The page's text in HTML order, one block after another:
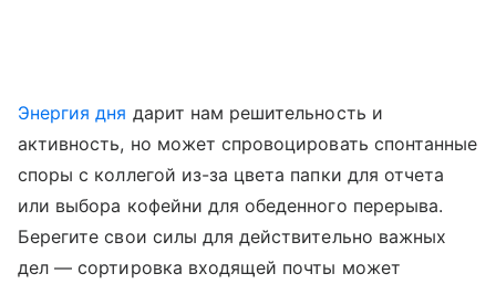
Энергия дня дарит нам решительность и
активность, но может спровоцировать спонтанные
споры с коллегой из-за цвета папки для отчета
или выбора кофейни для обеденного перерыва.
Берегите свои силы для действительно важных
дел — сортировка входящей почты может